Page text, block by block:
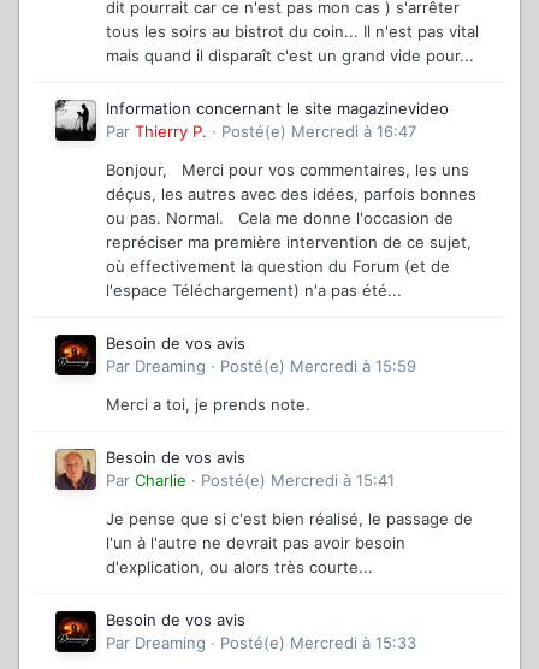
dit pourrait car ce n'est pas mon cas ) s'arrêter
tous les soirs au bistrot du coin... Il n'est pas vital
mais quand il disparaît c'est un grand vide pour...
Information concernant le site magazinevideo
Par Thierry P. · Posté(e) Mercredi à 16:47
Bonjour, Merci pour vos commentaires, les uns
déçus, les autres avec des idées, parfois bonnes
ou pas. Normal. Cela me donne l'occasion de
repréciser ma première intervention de ce sujet,
où effectivement la question du Forum (et de
l'espace Téléchargement) n'a pas été...
Besoin de vos avis
Par Dreaming · Posté(e) Mercredi à 15:59
Merci a toi, je prends note.
Besoin de vos avis
Par Charlie · Posté(e) Mercredi à 15:41
Je pense que si c'est bien réalisé, le passage de
l'un à l'autre ne devrait pas avoir besoin
d'explication, ou alors très courte...
Besoin de vos avis
Par Dreaming · Posté(e) Mercredi à 15:33